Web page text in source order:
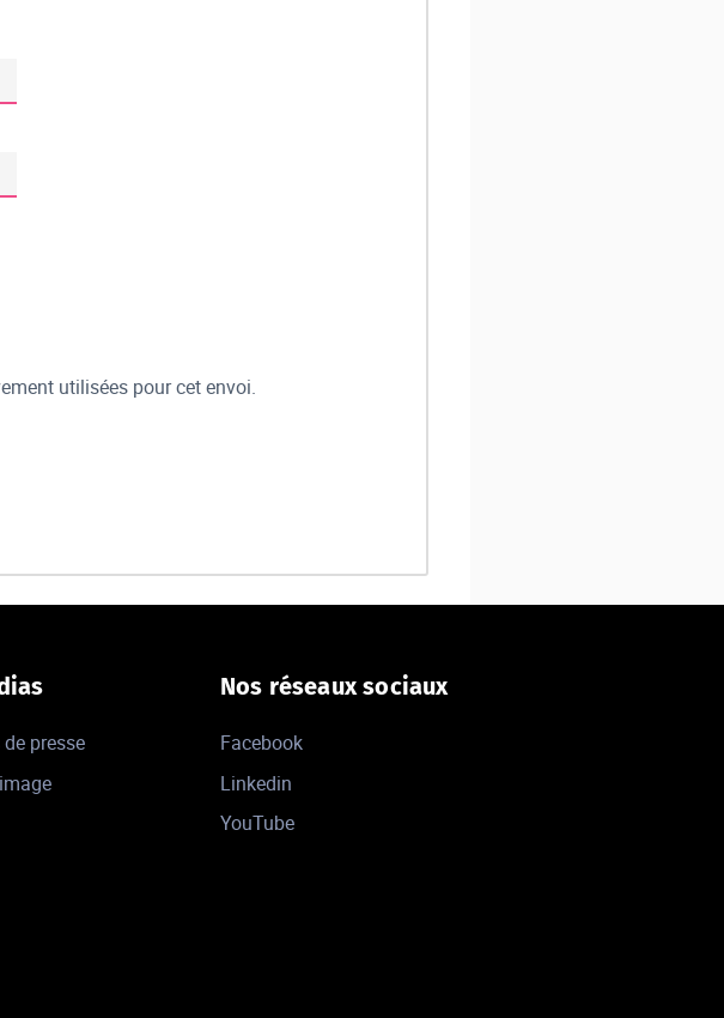
utilisées pour cet envoi.
presse
Nos réseaux sociaux
Facebook
Linkedin
YouTube